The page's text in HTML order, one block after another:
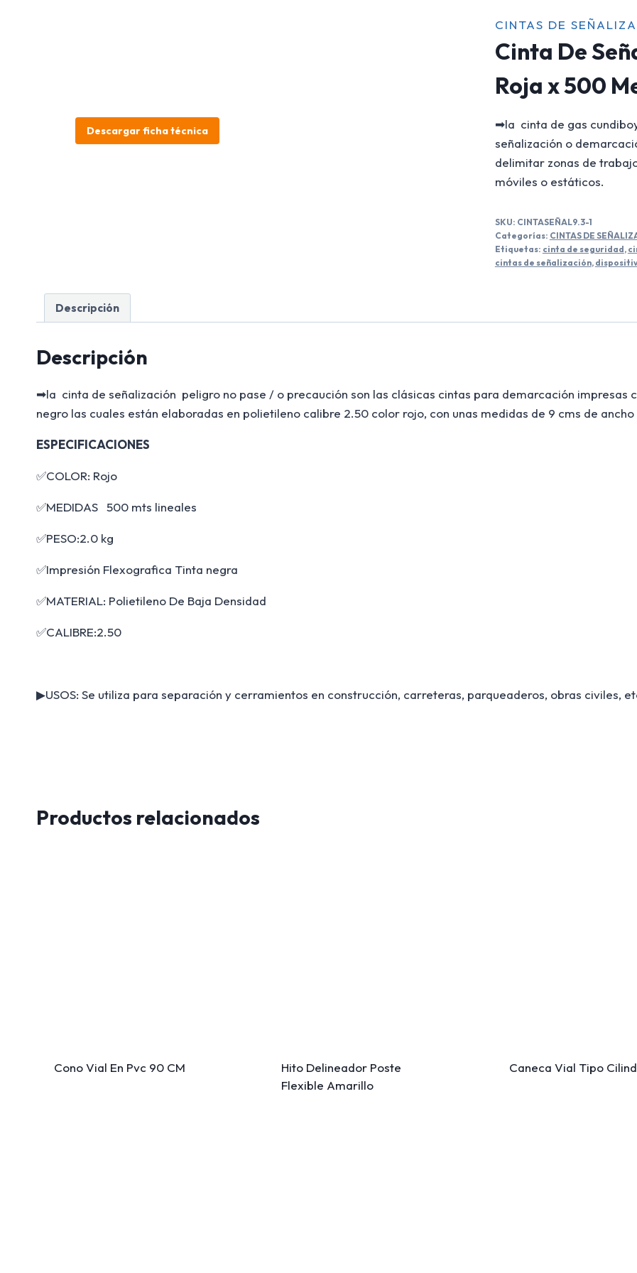
CINTAS DE
Cinta De
Roja x 500
➡la cinta de gas
señalización o
delimitar zonas de
móviles o estáticos.
SKU: CINTASEÑAL9.3-1
Categorías: CINTAS DE
Etiquetas: cinta de seguridad,
cintas de señalización,
Descargar ficha técnica
Descripción
Descripción
➡la cinta de señalización peligro no pase / o precaución son las clásicas cintas para demarcación
negro las cuales están elaboradas en polietileno calibre 2.50 color rojo, con unas medidas de 9 cms de
ESPECIFICACIONES
✅COLOR: Rojo
✅MEDIDAS 500 mts lineales
✅PESO:2.0 kg
✅Impresión Flexografica Tinta negra
✅MATERIAL: Polietileno De Baja Densidad
✅CALIBRE:2.50
▶USOS: Se utiliza para separación y cerramientos en construcción, carreteras, parqueaderos, obras civiles,
Productos relacionados
Cono Vial En Pvc 90 CM
Hito Delineador Poste
Flexible Amarillo
Caneca Vial Tipo